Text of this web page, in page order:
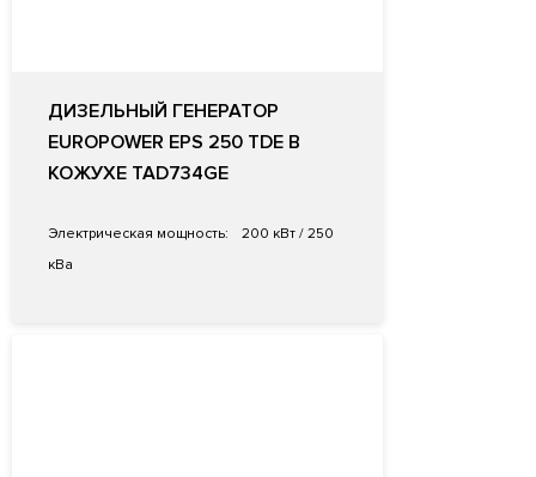
ДИЗЕЛЬНЫЙ ГЕНЕРАТОР
EUROPOWER EPS 250 TDE В
КОЖУХЕ TAD734GE
Электрическая мощность:
200 кВт / 250
кВа